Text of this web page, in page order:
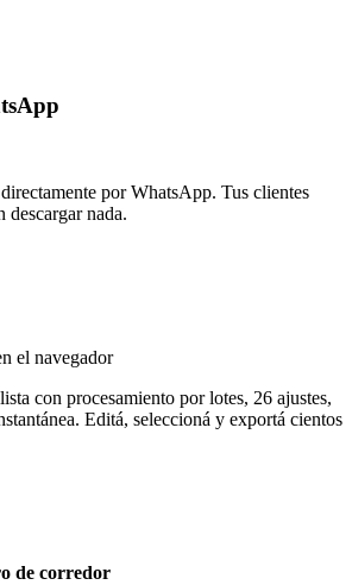
por WhatsApp. Tus clientes
descargar nada.
el navegador
con procesamiento por lotes, 26 ajustes,
Editá, seleccioná y exportá cientos
de corredor